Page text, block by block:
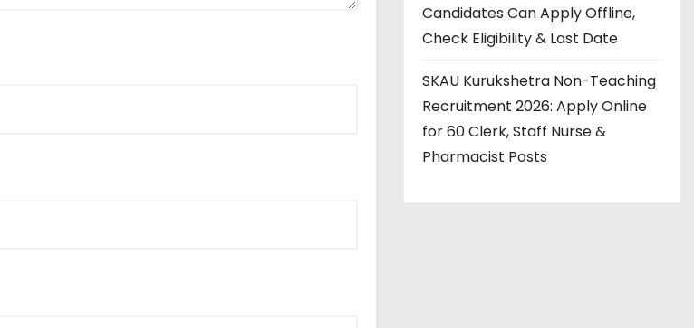
Candidates Can Apply Offline,
Check Eligibility & Last Date
SKAU Kurukshetra Non-Teaching
Recruitment 2026: Apply Online
for 60 Clerk, Staff Nurse &
Pharmacist Posts